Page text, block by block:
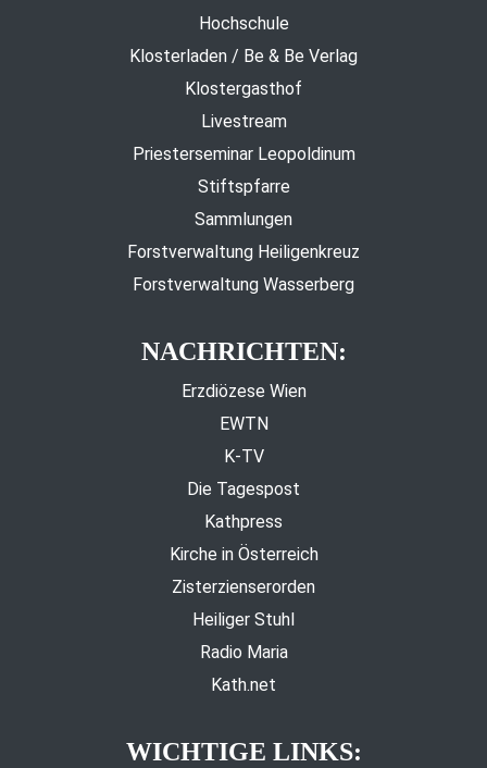
Hochschule
Klosterladen / Be & Be Verlag
Klostergasthof
Livestream
Priesterseminar Leopoldinum
Stiftspfarre
Sammlungen
Forstverwaltung Heiligenkreuz
Forstverwaltung Wasserberg
NACHRICHTEN:
Erzdiözese Wien
EWTN
K-TV
Die Tagespost
Kathpress
Kirche in Österreich
Zisterzienserorden
Heiliger Stuhl
Radio Maria
Kath.net
WICHTIGE LINKS: